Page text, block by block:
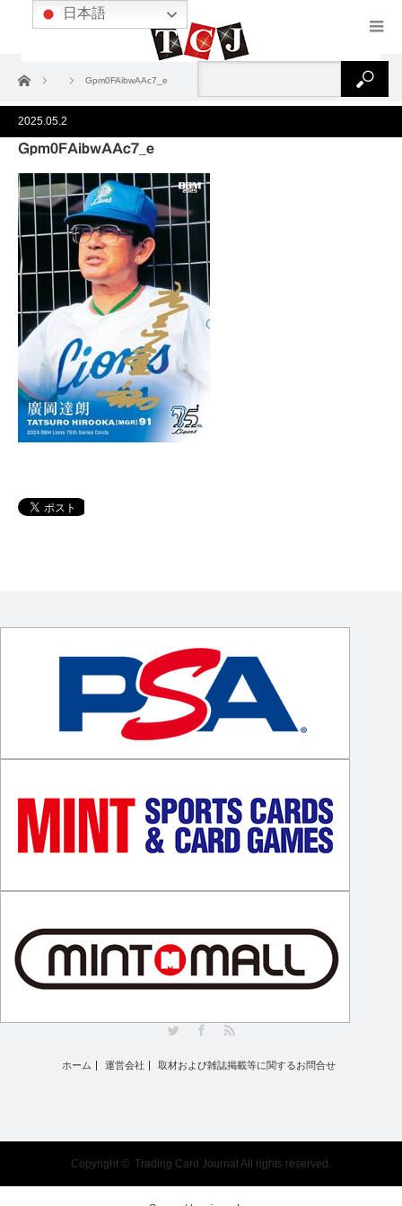
ホーム Gpm0FAibwAAc7_e
2025.05.2
Gpm0FAibwAAc7_e
ホーム 運営会社 取材および雑誌掲載等に関するお問合せ
Copyright © Trading Card Journal All rights reserved.
日本語